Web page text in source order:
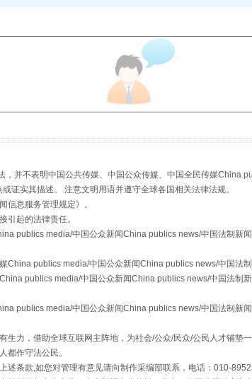
事关残疾人未来5年
规模最大的光氢储一体化项目
，并不表明中国公共传媒、中国公众传媒、中国全民传媒China
证实其描述。 注意文明用语并遵守全球各国相关法律法规。
信息服务管理规定》。
引起的法律责任。
publics media/中国公众新闻China publics news/中国法制新
China publics media/中国公众新闻China publics news/中国法
publics media/中国公众新闻China publics news/中国法制
publics media/中国公众新闻China publics news/中国法制新
生力，借助全球互联网主阵地，为社会/公众/民众/公民人才铺垫
都作守法公民。
述条款,如您对管理有意见请向制作采编部联系，电话：010-